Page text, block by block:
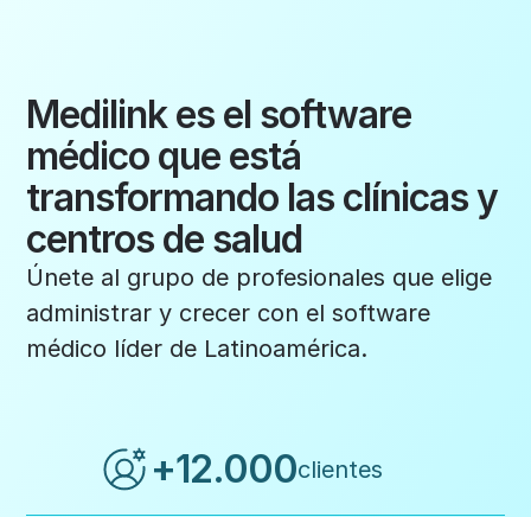
Medilink es el software
médico que está
transformando las clínicas y
centros de salud
Únete al grupo de profesionales que elige
administrar y crecer con el software
médico líder de Latinoamérica.
+12.000clientes